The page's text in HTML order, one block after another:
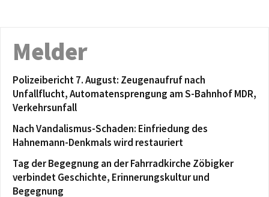
Melder
Polizeibericht 7. August: Zeugenaufruf nach
Unfallflucht, Automatensprengung am S-Bahnhof MDR,
Verkehrsunfall
Nach Vandalismus-Schaden: Einfriedung des
Hahnemann-Denkmals wird restauriert
Tag der Begegnung an der Fahrradkirche Zöbigker
verbindet Geschichte, Erinnerungskultur und
Begegnung